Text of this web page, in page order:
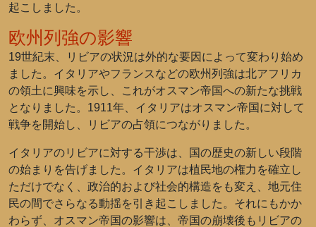
起こしました。
欧州列強の影響
19世紀末、リビアの状況は外的な要因によって変わり始め
ました。イタリアやフランスなどの欧州列強は北アフリカ
の領土に興味を示し、これがオスマン帝国への新たな挑戦
となりました。1911年、イタリアはオスマン帝国に対して
戦争を開始し、リビアの占領につながりました。
イタリアのリビアに対する干渉は、国の歴史の新しい段階
の始まりを告げました。イタリアは植民地の権力を確立し
ただけでなく、政治的および社会的構造をも変え、地元住
民の間でさらなる動揺を引き起こしました。それにもかか
わらず、オスマン帝国の影響は、帝国の崩壊後もリビアの